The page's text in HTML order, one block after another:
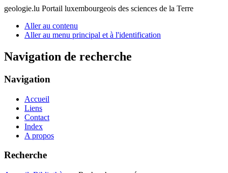
geologie.lu Portail luxembourgeois des sciences de la Terre
Aller au contenu
Aller au menu principal et à l'identification
Navigation de recherche
Navigation
Accueil
Liens
Contact
Index
A propos
Recherche